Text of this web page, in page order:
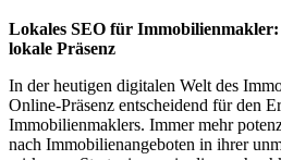
Lokales SEO für
lokale Präsenz
In der heutigen digitalen Welt des
Online-Präsenz entscheidend für den
Immobilienmaklers. Immer mehr
nach Immobilienangeboten in ihrer